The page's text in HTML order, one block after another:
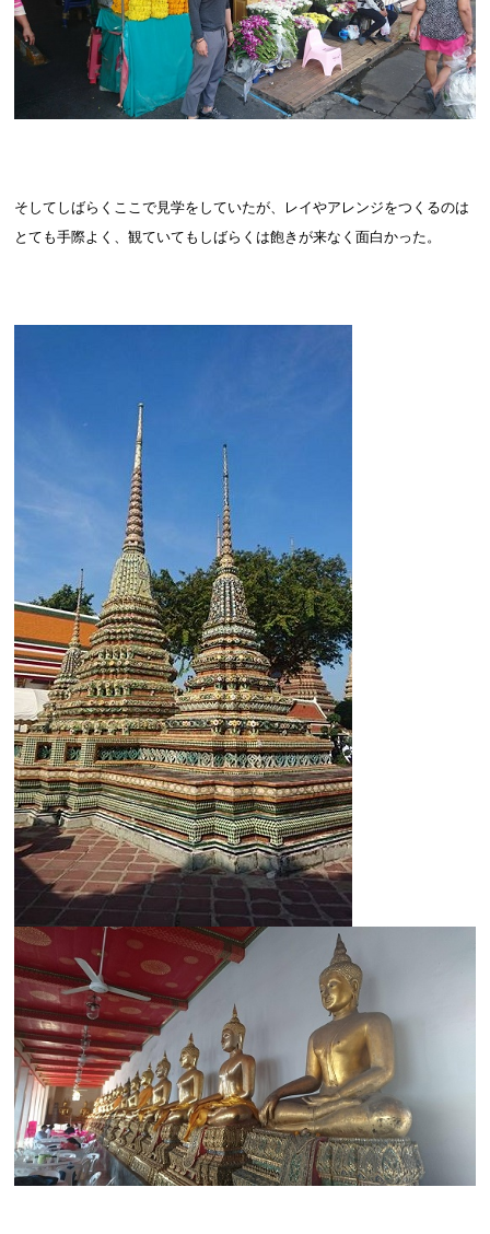
そしてしばらくここで見学をしていたが、レイやアレンジをつくるのは
とても手際よく、観ていてもしばらくは飽きが来なく面白かった。